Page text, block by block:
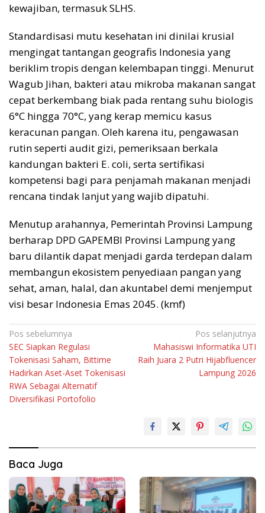
kewajiban, termasuk SLHS.
​Standardisasi mutu kesehatan ini dinilai krusial
mengingat tantangan geografis Indonesia yang
beriklim tropis dengan kelembapan tinggi. Menurut
Wagub Jihan, bakteri atau mikroba makanan sangat
cepat berkembang biak pada rentang suhu biologis
6°C hingga 70°C, yang kerap memicu kasus
keracunan pangan. Oleh karena itu, pengawasan
rutin seperti audit gizi, pemeriksaan berkala
kandungan bakteri E. coli, serta sertifikasi
kompetensi bagi para penjamah makanan menjadi
rencana tindak lanjut yang wajib dipatuhi.
​Menutup arahannya, Pemerintah Provinsi Lampung
berharap DPD GAPEMBI Provinsi Lampung yang
baru dilantik dapat menjadi garda terdepan dalam
membangun ekosistem penyediaan pangan yang
sehat, aman, halal, dan akuntabel demi menjemput
visi besar Indonesia Emas 2045. (kmf)
Navigasi
pos
Pos sebelumnya
SEC Siapkan Regulasi
Tokenisasi Saham, Bittime
Hadirkan Aset-Aset Tokenisasi
RWA Sebagai Alternatif
Diversifikasi Portofolio
Pos selanjutnya
Mahasiswi Informatika UTI
Raih Juara 2 Putri Hijabfluencer
Lampung 2026
Baca Juga